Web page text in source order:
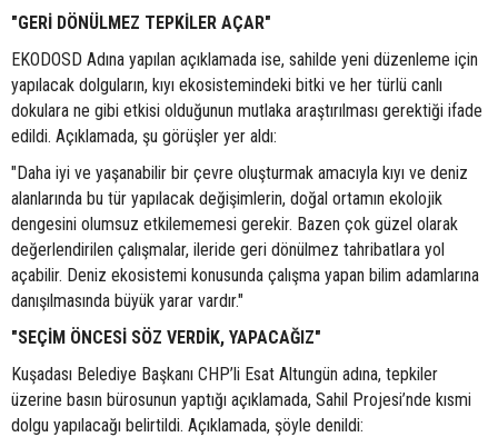
"GERİ DÖNÜLMEZ TEPKİLER AÇAR"
EKODOSD Adına yapılan açıklamada ise, sahilde yeni düzenleme için
yapılacak dolguların, kıyı ekosistemindeki bitki ve her türlü canlı
dokulara ne gibi etkisi olduğunun mutlaka araştırılması gerektiği ifade
edildi. Açıklamada, şu görüşler yer aldı:
"Daha iyi ve yaşanabilir bir çevre oluşturmak amacıyla kıyı ve deniz
alanlarında bu tür yapılacak değişimlerin, doğal ortamın ekolojik
dengesini olumsuz etkilememesi gerekir. Bazen çok güzel olarak
değerlendirilen çalışmalar, ileride geri dönülmez tahribatlara yol
açabilir. Deniz ekosistemi konusunda çalışma yapan bilim adamlarına
danışılmasında büyük yarar vardır."
"SEÇİM ÖNCESİ SÖZ VERDİK, YAPACAĞIZ"
Kuşadası Belediye Başkanı CHP’li Esat Altungün adına, tepkiler
üzerine basın bürosunun yaptığı açıklamada, Sahil Projesi’nde kısmi
dolgu yapılacağı belirtildi. Açıklamada, şöyle denildi: